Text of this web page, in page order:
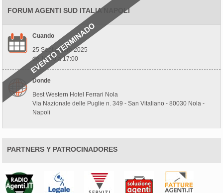
FORUM AGENTI SUD ITALIA NAPOLI
Cuando
25 Septiembre 2025
de 10:00 a 17:00
Donde
Best Western Hotel Ferrari Nola
Via Nazionale delle Puglie n. 349 - San Vitaliano - 80030 Nola -
Napoli
PARTNERS Y PATROCINADORES